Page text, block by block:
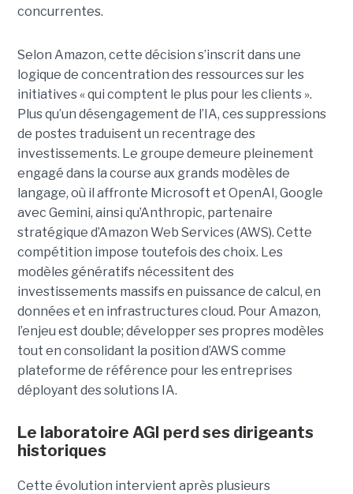
concurrentes.
Selon Amazon, cette décision s’inscrit dans une
logique de concentration des ressources sur les
initiatives « qui comptent le plus pour les clients ».
Plus qu’un désengagement de l’IA, ces suppressions
de postes traduisent un recentrage des
investissements. Le groupe demeure pleinement
engagé dans la course aux grands modèles de
langage, où il affronte Microsoft et OpenAI, Google
avec Gemini, ainsi qu’Anthropic, partenaire
stratégique d’Amazon Web Services (AWS). Cette
compétition impose toutefois des choix. Les
modèles génératifs nécessitent des
investissements massifs en puissance de calcul, en
données et en infrastructures cloud. Pour Amazon,
l’enjeu est double; développer ses propres modèles
tout en consolidant la position d’AWS comme
plateforme de référence pour les entreprises
déployant des solutions IA.
Le laboratoire AGI perd ses dirigeants
historiques
Cette évolution intervient après plusieurs